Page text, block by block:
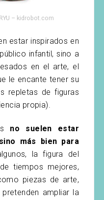
– kidrobot.com
estar inspirados en
infantil, sino a
en el arte, el
le encante tener su
repletas de figuras
propia).
no suelen estar
más bien para
la figura del
tiempos mejores,
piezas de arte,
ampliar la